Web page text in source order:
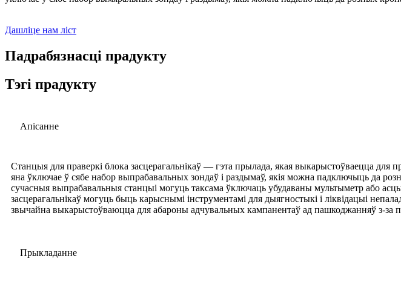
Дашліце нам ліст
Падрабязнасці прадукту
Тэгі прадукту
Апісанне
Станцыя для праверкі блока засцерагальнікаў — гэта прылада, якая выкарыстоўваецца для
яна ўключае ў сябе набор выпрабавальных зондаў і раздымаў, якія можна падключыць да
сучасныя выпрабавальныя станцыі могуць таксама ўключаць убудаваны мультыметр або
засцерагальнікаў могуць быць карыснымі інструментамі для дыягностыкі і ліквідацыі
звычайна выкарыстоўваюцца для абароны адчувальных кампанентаў ад пашкоджанняў з-за
Прыкладанне